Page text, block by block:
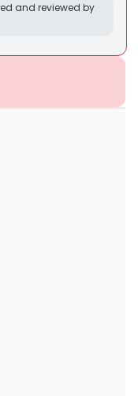
and reviewed by